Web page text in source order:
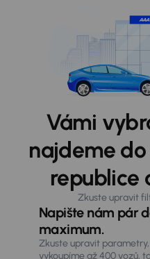
Vámi
najdeme
republice
Zkuste upravit
Napište nám pár
maximum.
Zkuste upravit
vykoupíme až 400 vozů,